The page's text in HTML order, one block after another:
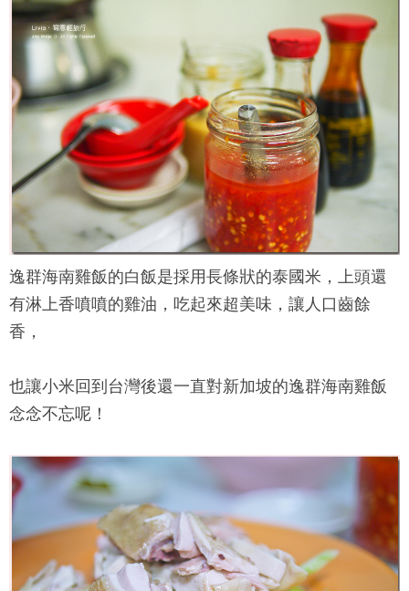
逸群海南雞飯的白飯是採用長條狀的泰國米，上頭還
有淋上香噴噴的雞油，吃起來超美味，讓人口齒餘
香，
也讓小米回到台灣後還一直對新加坡的逸群海南雞飯
念念不忘呢！